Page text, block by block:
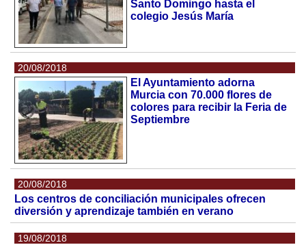
Santo Domingo hasta el
colegio Jesús María
20/08/2018
El Ayuntamiento adorna
Murcia con 70.000 flores de
colores para recibir la Feria de
Septiembre
20/08/2018
Los centros de conciliación municipales ofrecen
diversión y aprendizaje también en verano
19/08/2018